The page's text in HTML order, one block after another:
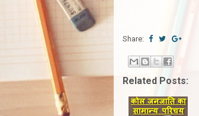
Share:
Related Posts: